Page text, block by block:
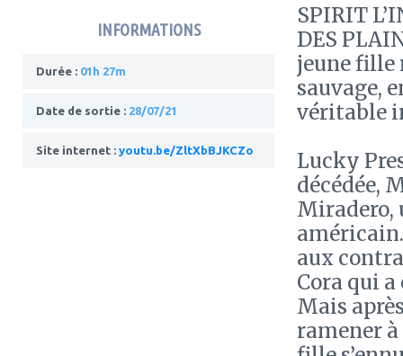
INFORMATIONS
Durée : 01h 27m
Date de sortie : 28/07/21
Site internet : youtu.be/ZltXbBJKCZo
SPIRIT
DES
jeune fille
sauvage,
véritable
Lucky
décédée,
Miradero,
aux
Cora qui
Mais
ramener à